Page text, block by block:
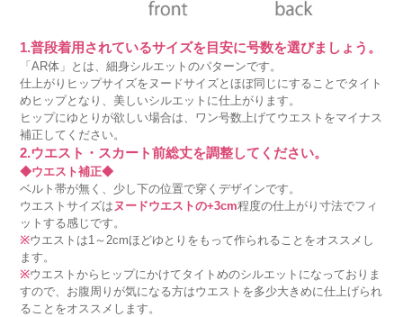
1.普段着用されているサイズを目安に号数を選びましょう。
「AR体」とは、細身シルエットのパターンです。
仕上がりヒップサイズをヌードサイズとほぼ同じにすることでタイト
めヒップとなり、美しいシルエットに仕上がります。
ヒップにゆとりが欲しい場合は、ワン号数上げてウエストをマイナス
補正してください。
2.ウエスト・スカート前総丈を調整してください。
◆ウエスト補正◆
ベルト帯が無く、少し下の位置で穿くデザインです。
ウエストサイズは ヌードウエストの+3cm程度の仕上がり寸法でフィ
ットする感じです。
※ウエストは1～2cmほどゆとりをもって作られることをオススメし
ます。
※ウエストからヒップにかけてタイトめのシルエットになっておりま
すので、お腹周りが気になる方はウエストを多少大きめに仕上げられ
ることをオススメします。